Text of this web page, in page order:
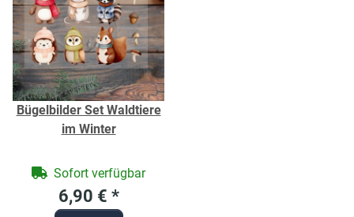
Bügelbilder Set Waldtiere
im Winter
Sofort verfügbar
6,90 € *